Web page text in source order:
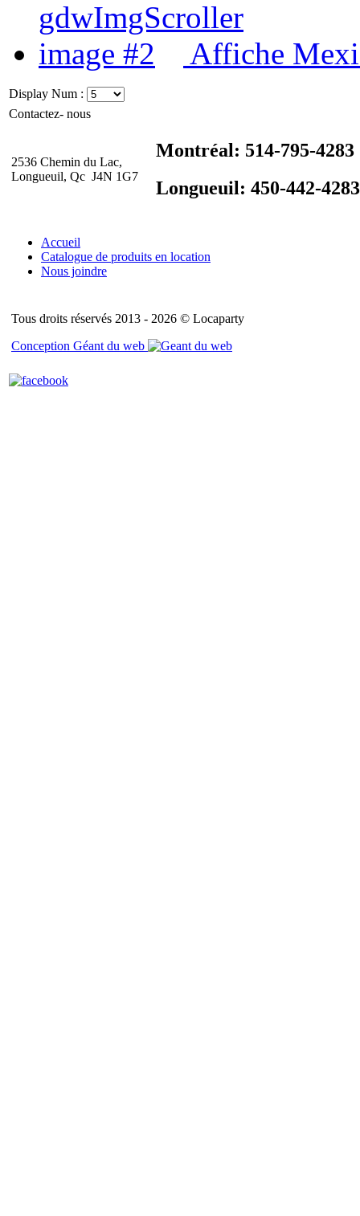
Affiche
Display Num :
Contactez- nous
2536 Chemin du Lac,
Longueuil, Qc J4N 1G7
Montréal: 514-795-4283
Longueuil: 450-442-4283
Accueil
Catalogue de produits en location
Nous joindre
Tous droits réservés 2013 - 2026 © Locaparty
Conception Géant du web